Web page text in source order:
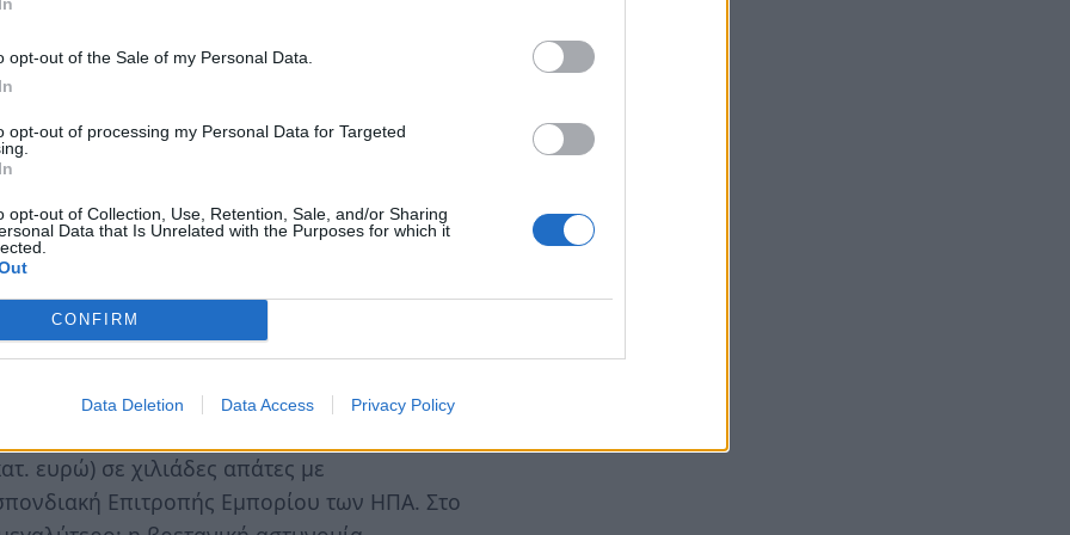
opt-out of the Sale of my Personal Data.
opt-out of processing my Personal Data for Targeted
opt-out of Collection, Use, Retention, Sale, and/or Sharing
Data that Is Unrelated with the Purposes for which it
CONFIRM
Data Deletion Data Access Privacy Policy
την πρόληψη της απάτης ισχύουν και εδώ.
να τα εξετάζετε και να τα ελέγχετε
για τον «θόρυβο» που δημιουργεί η
να παραμείνετε ασφαλείς, λέει ο Phil
και τις δημοφιλείς τάσεις για να
κάτι πιο επίκαιρο από τα
αναρτήσεις στα μέσα κοινωνικής
έναν κύκλο ανατροφοδότησης
γύρω από τα εικονικά νομίσματα. Το
τον Μάιο του 2021, οι Αμερικανοί
ευρώ) σε χιλιάδες απάτες με
Επιτροπής Εμπορίου των ΗΠΑ. Στο